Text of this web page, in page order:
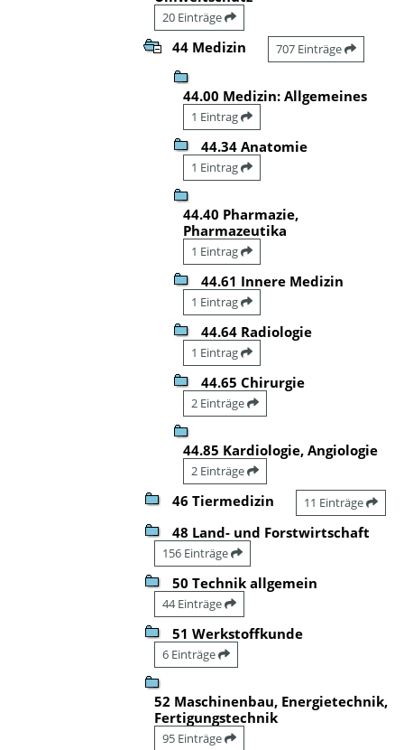
20 Einträge
44 Medizin 707 Einträge
44.00 Medizin: Allgemeines
1 Eintrag
44.34 Anatomie
1 Eintrag
44.40 Pharmazie,
Pharmazeutika
1 Eintrag
44.61 Innere Medizin
1 Eintrag
44.64 Radiologie
1 Eintrag
44.65 Chirurgie
2 Einträge
44.85 Kardiologie, Angiologie
2 Einträge
46 Tiermedizin 11 Einträge
48 Land- und Forstwirtschaft
156 Einträge
50 Technik allgemein
44 Einträge
51 Werkstoffkunde
6 Einträge
52 Maschinenbau, Energietechnik,
Fertigungstechnik
95 Einträge